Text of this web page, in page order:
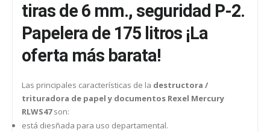
tiras de 6 mm., seguridad P-2.
Papelera de 175 litros ¡La
oferta más barata!
Las principales características de la destructora /
trituradora de papel y documentos Rexel Mercury
RLWS47son:
está diesñada para uso departamental.